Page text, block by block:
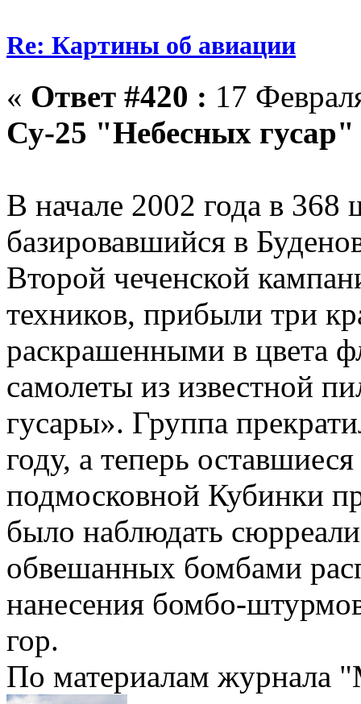
Re: Картины об авиации
« Ответ #420 : 17
Су-25 "Небесных гусар"
В начале 2002 года в
базировавшийся в
Второй чеченской
техников, прибыли три
раскрашенными в цвета
самолеты из известной
гусары». Группа
году, а теперь
подмосковной Кубинки
было наблюдать
обвешанных бомбами
нанесения бомбо-
гор.
По материалам журнала